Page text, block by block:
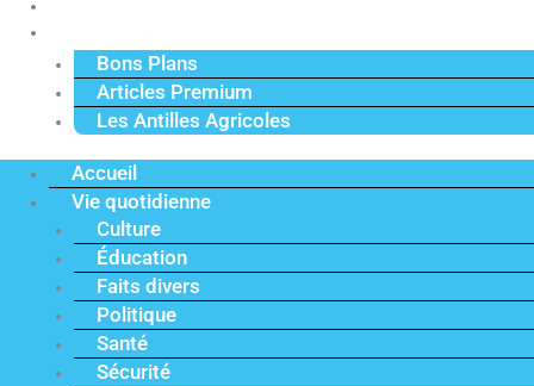
Bons Plans
Articles Premium
Les Antilles Agricoles
Accueil
Vie quotidienne
Culture
Éducation
Faits divers
Politique
Santé
Sécurité